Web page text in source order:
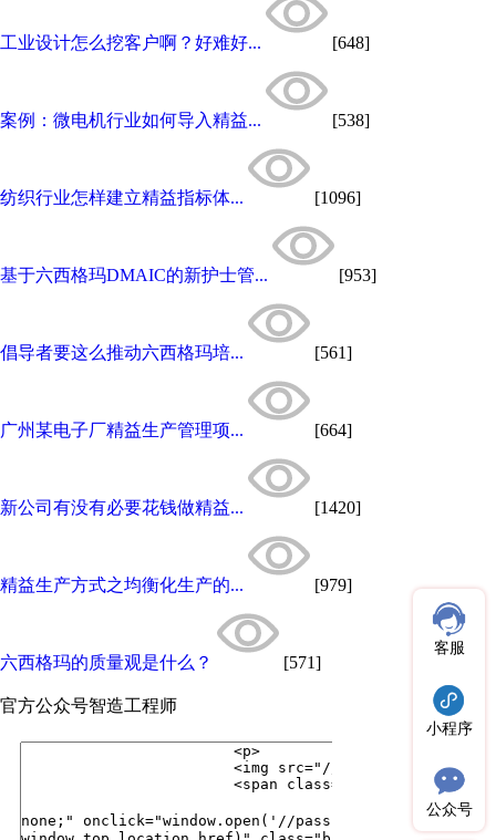
工业设计怎么挖客户啊？好难好... [648]
案例：微电机行业如何导入精益... [538]
纺织行业怎样建立精益指标体... [1096]
基于六西格玛DMAIC的新护士管... [953]
倡导者要这么推动六西格玛培... [561]
广州某电子厂精益生产管理项... [664]
新公司有没有必要花钱做精益... [1420]
精益生产方式之均衡化生产的... [979]
六西格玛的质量观是什么？ [571]
官方公众号智造工程师
客服
小程序
公众号